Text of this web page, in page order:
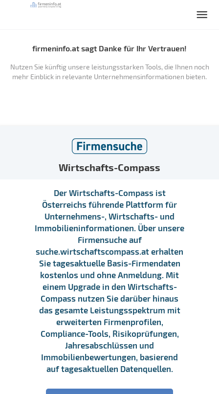
firmeninfo.at sagt Danke für Ihr Vertrauen!
Nutzen Sie künftig unsere leistungsstarken Tools, die Ihnen noch
mehr Einblick in relevante Unternehmensinformationen bieten.
Wirtschafts-Compass
Der Wirtschafts-Compass ist
Österreichs führende Plattform für
Unternehmens-, Wirtschafts- und
Immobilieninformationen. Über unsere
Firmensuche auf
suche.wirtschaftscompass.at erhalten
Sie tagesaktuelle Basis-Firmendaten
kostenlos und ohne Anmeldung. Mit
einem Upgrade in den Wirtschafts-
Compass nutzen Sie darüber hinaus
das gesamte Leistungsspektrum mit
erweiterten Firmenprofilen,
Compliance-Tools, Risikoprüfungen,
Jahresabschlüssen und
Immobilienbewertungen, basierend
auf tagesaktuellen Datenquellen.